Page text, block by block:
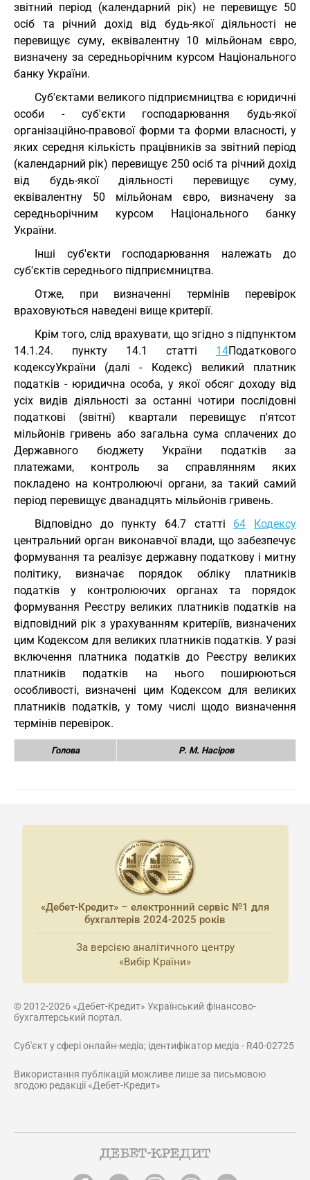
звітний період (календарний рік) не перевищує 50
осіб та річний дохід від будь-якої діяльності не
перевищує суму, еквівалентну 10 мільйонам євро,
визначену за середньорічним курсом Національного
банку України.
Суб'єктами великого підприємництва є юридичні
особи - суб'єкти господарювання будь-якої
організаційно-правової форми та форми власності, у
яких середня кількість працівників за звітний період
(календарний рік) перевищує 250 осіб та річний дохід
від будь-якої діяльності перевищує суму,
еквівалентну 50 мільйонам євро, визначену за
середньорічним курсом Національного банку
України.
Інші суб'єкти господарювання належать до
суб'єктів середнього підприємництва.
Отже, при визначенні термінів перевірок
враховуються наведені вище критерії.
Крім того, слід врахувати, що згідно з підпунктом
14.1.24. пункту 14.1 статті 14Податкового
кодексуУкраїни (далі - Кодекс) великий платник
податків - юридична особа, у якої обсяг доходу від
усіх видів діяльності за останні чотири послідовні
податкові (звітні) квартали перевищує п'ятсот
мільйонів гривень або загальна сума сплачених до
Державного бюджету України податків за
платежами, контроль за справлянням яких
покладено на контролюючі органи, за такий самий
період перевищує дванадцять мільйонів гривень.
Відповідно до пункту 64.7 статті 64
Кодексу
центральний орган виконавчої влади, що забезпечує
формування та реалізує державну податкову і митну
політику, визначає порядок обліку платників
податків у контролюючих органах та порядок
формування Реєстру великих платників податків на
відповідний рік з урахуванням критеріїв, визначених
цим Кодексом для великих платників податків. У разі
включення платника податків до Реєстру великих
платників податків на нього поширюються
особливості, визначені цим Кодексом для великих
платників податків, у тому числі щодо визначення
термінів перевірок.
Голова Р. М. Насіров
«Дебет-Кредит» – електронний сервіс №1 для
бухгалтерів 2024-2025 років
За версією аналітичного центру
«Вибір Країни»
© 2012-2026 «Дебет-Кредит» Український фінансово-
бухгалтерський портал.
Суб'єкт у сфері онлайн-медіа; ідентифікатор медіа - R40-02725
Використання публікацій можливе лише за письмовою
згодою редакції «Дебет-Кредит»